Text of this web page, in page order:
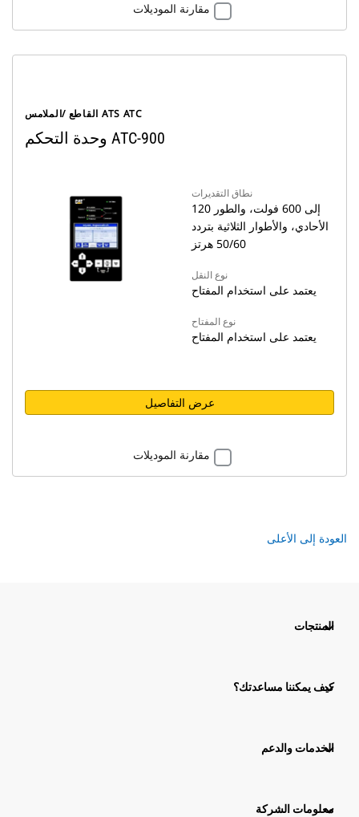
مقارنة الموديلات
القاطع /الملامس ATS ATC
وحدة التحكم ATC-900
نطاق التقديرات
120 إلى 600 فولت، والطور
الأحادي، والأطوار الثلاثية بتردد
50/60 هرتز
نوع النقل
يعتمد على استخدام المفتاح
نوع المفتاح
يعتمد على استخدام المفتاح
عرض التفاصيل
مقارنة الموديلات
العودة إلى الأعلى
المنتجات
كيف يمكننا مساعدتك؟
الخدمات والدعم
معلومات الشركة